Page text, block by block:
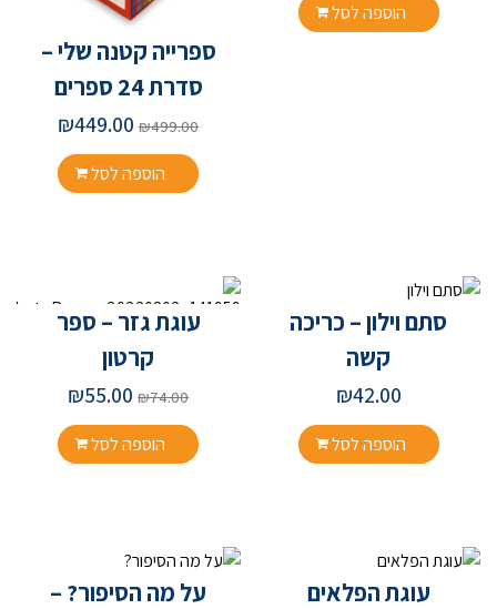
הוספה לסל
ספרייה קטנה שלי –
סדרת 24 ספרים
₪499.00
₪449.00
הוספה לסל
סתם וילון – כריכה
קשה
₪42.00
הוספה לסל
עוגת גזר – ספר
קרטון
₪74.00
₪55.00
הוספה לסל
עוגת הפלאים
על מה הסיפור? –